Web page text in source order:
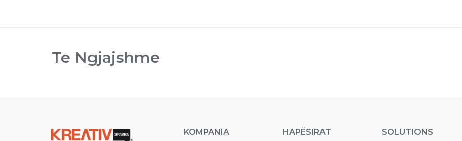
Te Ngjajshme
KOMPANIA HAPËSIRAT SOLUTIONS